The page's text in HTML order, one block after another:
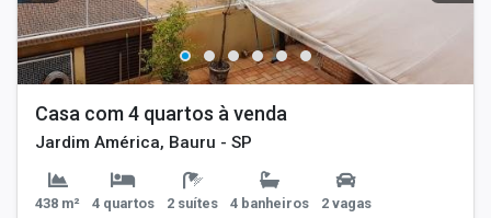
Casa com 4 quartos à venda
Jardim América, Bauru - SP
438 m² 4 quartos 2 suítes 4 banheiros 2 vagas